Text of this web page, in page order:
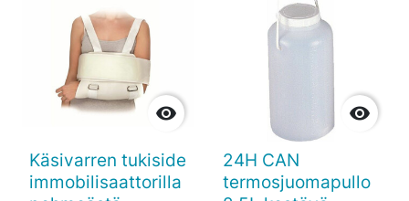

Käsivarren tukiside
immobilisaattorilla

24H CAN
termosjuomapullo